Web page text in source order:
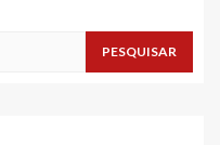
PESQUISAR